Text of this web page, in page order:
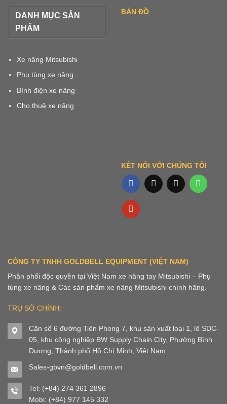
DANH MỤC SẢN
PHẨM
Xe nâng Mitsubishi
Phụ tùng xe nâng
Bình điện xe nâng
Cho thuê xe nâng
BẢN ĐỒ
KẾT NỐI VỚI CHÚNG TÔI
CÔNG TY TNHH GOLDBELL EQUIPMENT (VIỆT NAM)
Phân phối độc quyền tại Việt Nam xe nâng tay Mitsubishi – Phụ
tùng xe nâng & Các sản phẩm xe nâng Mitsubishi chính hãng.
TRỤ SỞ CHÍNH:
Căn số 6 đường Tiên Phong 7, khu sản xuất loại 1, lô SDC-
05, khu công nghiệp BW Supply Chain City, Phường Bình
Dương, Thành phố Hồ Chí Minh, Việt Nam
Sales-gbvn@goldbell.com.vn
Tel: (+84) 274 361 2896
Mobi: (+84) 977 145 332